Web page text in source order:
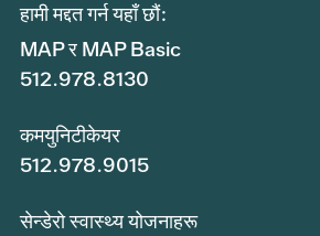
हामी मद्दत गर्न यहाँ छौं:
MAP र MAP Basic
512.978.8130
कमयुनिटीकेयर
512.978.9015
सेन्डेरो स्वास्थ्य योजनाहरू